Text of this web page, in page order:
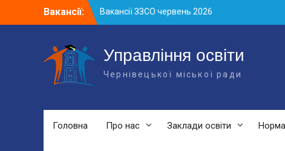
Вакансії:
Вакансії у ЗДО та дошкільних
підрозділах ЗЗСО станом на 01.08.2026
Вакансії ЗЗСО серпень 2026
Управління освіти
Чернівецької міської ради
Головна Про нас Заклади освіти